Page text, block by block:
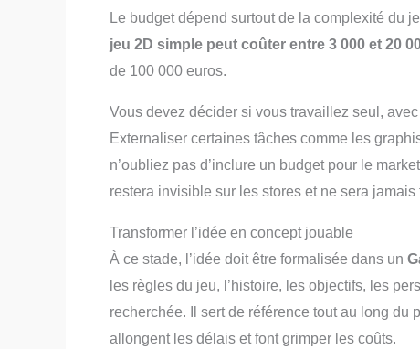
Le budget dépend surtout de la complexité du
jeu 2D simple peut coûter entre 3 000 et 20
de 100 000 euros.
Vous devez décider si vous travaillez seul,
Externaliser certaines tâches comme les
n’oubliez pas d’inclure un budget pour le
restera invisible sur les stores et ne sera jamais
Transformer l’idée en concept jouable
À ce stade, l’idée doit être formalisée dans un
les règles du jeu, l’histoire, les objectifs, les
recherchée. Il sert de référence tout au long du
allongent les délais et font grimper les coûts.